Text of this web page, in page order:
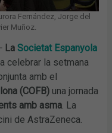
Fernández, Jorge del
Muñoz.
LaSocietat Espanyola
celebrar la setmana
amb el
(COFB) una jornada
amb asma. La
de AstraZeneca.